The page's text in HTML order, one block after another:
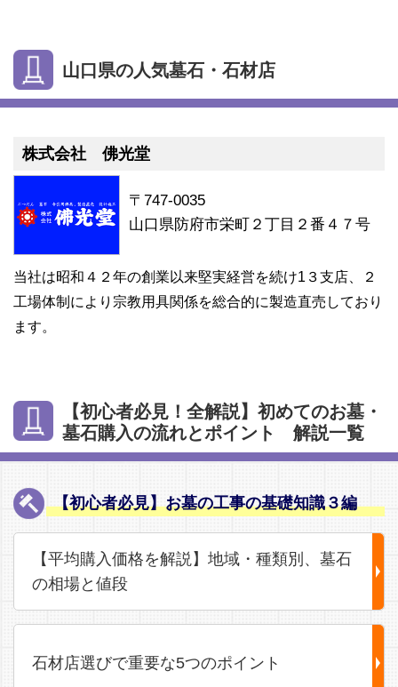
山口県の人気墓石・石材店
株式会社 佛光堂
〒747-0035
山口県防府市栄町２丁目２番４７号
当社は昭和４２年の創業以来堅実経営を続け1３支店、２
工場体制により宗教用具関係を総合的に製造直売しており
ます。
【初心者必見！全解説】初めてのお墓・
墓石購入の流れとポイント 解説一覧
【初心者必見】お墓の工事の基礎知識３編
【平均購入価格を解説】地域・種類別、墓石
の相場と値段
石材店選びで重要な5つのポイント